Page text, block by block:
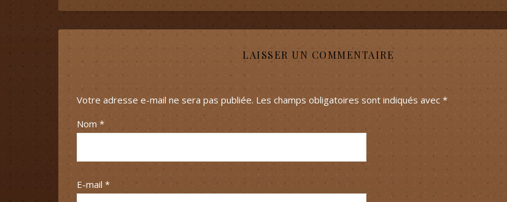
LAISSER UN COMMENTAIRE
Votre adresse e-mail ne sera pas publiée. Les champs obligatoires sont indiqués avec *
Nom *
E-mail *